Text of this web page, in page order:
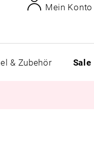
Mein Konto
& Zubehör Sale